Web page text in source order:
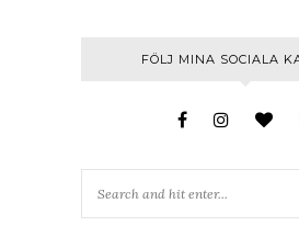
FÖLJ MINA SOCIALA